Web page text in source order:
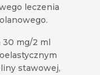
leczenia
30 mg/2 ml
stawowej,